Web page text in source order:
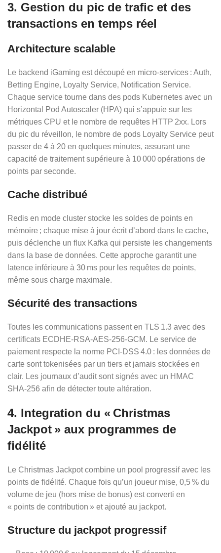
3. Gestion du pic de trafic et des
transactions en temps réel
Architecture scalable
Le backend iGaming est découpé en micro‑services : Auth,
Betting Engine, Loyalty Service, Notification Service.
Chaque service tourne dans des pods Kubernetes avec un
Horizontal Pod Autoscaler (HPA) qui s’appuie sur les
métriques CPU et le nombre de requêtes HTTP 2xx. Lors
du pic du réveillon, le nombre de pods Loyalty Service peut
passer de 4 à 20 en quelques minutes, assurant une
capacité de traitement supérieure à 10 000 opérations de
points par seconde.
Cache distribué
Redis en mode cluster stocke les soldes de points en
mémoire ; chaque mise à jour écrit d’abord dans le cache,
puis déclenche un flux Kafka qui persiste les changements
dans la base de données. Cette approche garantit une
latence inférieure à 30 ms pour les requêtes de points,
même sous charge maximale.
Sécurité des transactions
Toutes les communications passent en TLS 1.3 avec des
certificats ECDHE‑RSA‑AES‑256‑GCM. Le service de
paiement respecte la norme PCI‑DSS 4.0 : les données de
carte sont tokenisées par un tiers et jamais stockées en
clair. Les journaux d’audit sont signés avec un HMAC
SHA‑256 afin de détecter toute altération.
4. Integration du « Christmas
Jackpot » aux programmes de
fidélité
Le Christmas Jackpot combine un pool progressif avec les
points de fidélité. Chaque fois qu’un joueur mise, 0,5 % du
volume de jeu (hors mise de bonus) est converti en
« points de contribution » et ajouté au jackpot.
Structure du jackpot progressif